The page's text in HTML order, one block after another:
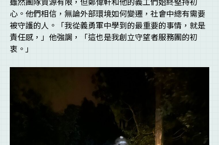
心。他們相信，無論外部環境如何變遷，社會中總有需要
被守護的人。「我從義勇軍中學到的最重要的事情，就是
責任感，」他強調，「這也是我創立守望者服務團的初
衷。」